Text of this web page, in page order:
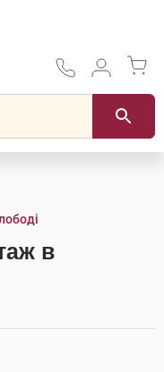
в